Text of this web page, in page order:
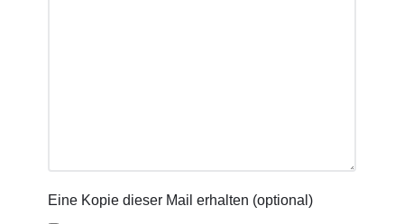
Eine Kopie dieser Mail erhalten (optional)